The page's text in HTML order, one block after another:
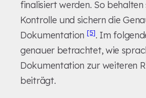
finalisiert werden. So
Kontrolle und sichern die
Dokumentation[5]. Im
genauer betrachtet, wie
Dokumentation zur weiteren
beiträgt.